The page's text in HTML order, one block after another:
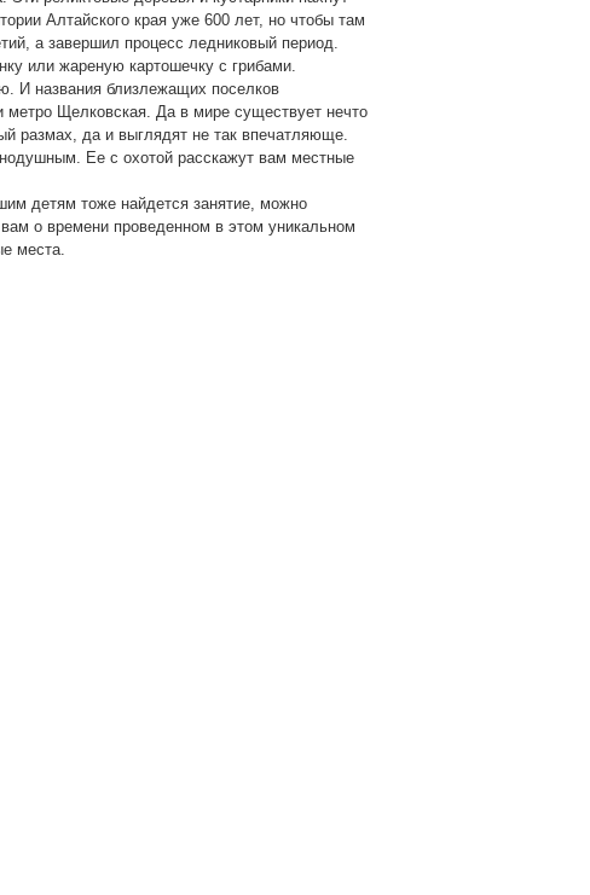
Алтайского края уже 600 лет, но чтобы там
а завершил процесс ледниковый период.
или жареную картошечку с грибами.
И названия близлежащих поселков
метро Щелковская. Да в мире существует нечто
размах, да и выглядят не так впечатляюще.
Ее с охотой расскажут вам местные
детям тоже найдется занятие, можно
о времени проведенном в этом уникальном
места.